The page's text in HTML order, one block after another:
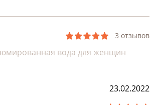
вода для женщин
3 отзывов
23.02.2022